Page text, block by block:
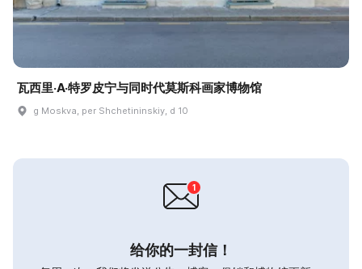
瓦西里·A·特罗皮宁与同时代莫斯科画家博物馆
g Moskva, per Shchetininskiy, d 10
给你的一封信！